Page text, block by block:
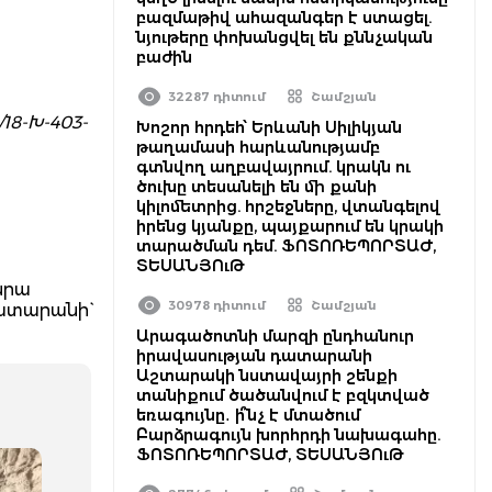
Խ-403-
բազմաթիվ ահազանգեր է ստացել.
նյութերը փոխանցվել են քննչական
բաժին
32287 դիտում Շամշյան
Խոշոր հրդեհ՝ Երևանի Սիլիկյան
թաղամասի հարևանությամբ
գտնվող աղբավայրում. կրակն ու
ծուխը տեսանելի են մի քանի
կիլոմետրից. հրշեջները, վտանգելով
իրենց կյանքը, պայքարում են կրակի
տարածման դեմ. ՖՈՏՈՌԵՊՈՐՏԱԺ,
ՏԵՍԱՆՅՈւԹ
30978 դիտում Շամշյան
Արագածոտնի մարզի ընդհանուր
իրավասության դատարանի
Աշտարակի նստավայրի շենքի
տանիքում ծածանվում է բզկտված
եռագույնը․ ի՞նչ է մտածում
Բարձրագույն խորհրդի նախագահը.
ՖՈՏՈՌԵՊՈՐՏԱԺ, ՏԵՍԱՆՅՈւԹ